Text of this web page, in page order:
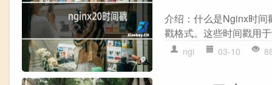
介绍：什么是Nginx时
戳格式。这些时间戳用
ngi 03-10